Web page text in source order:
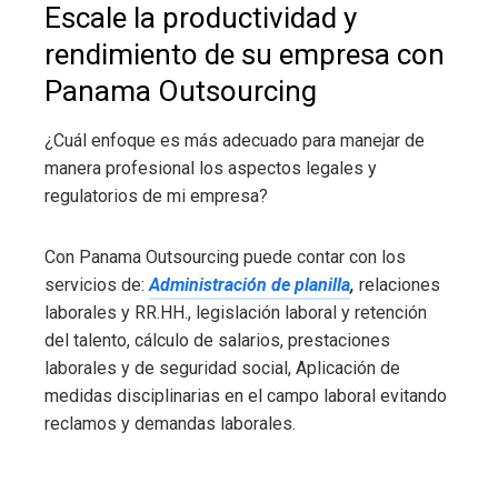
Escale la productividad y
rendimiento de su empresa con
Panama Outsourcing
¿Cuál enfoque es más adecuado para manejar de
manera profesional los aspectos legales y
regulatorios de mi empresa?
Con Panama Outsourcing puede contar con los
servicios de:Administración de planilla, relaciones
laborales y RR.HH., legislación laboral y retención
del talento, cálculo de salarios, prestaciones
laborales y de seguridad social, Aplicación de
medidas disciplinarias en el campo laboral evitando
reclamos y demandas laborales.